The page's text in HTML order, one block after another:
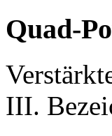
Quad-
III.